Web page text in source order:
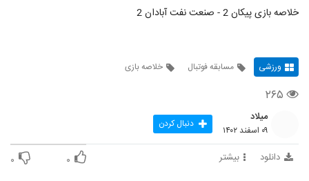
خلاصه بازی پیکان 2 - صنعت نفت آبادان 2
ورزشی مسابقه فوتبال خلاصه بازی
۲۶۵
میلاد
۰۹ اسفند ۱۴۰۲ دنبال کردن
دانلود بیشتر ۰ ۰